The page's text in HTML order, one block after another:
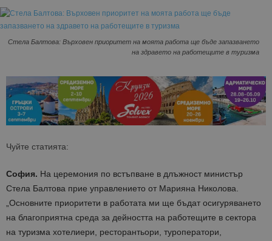
Стела Балтова: Върховен приоритет на моята работа ще бъде запазването
на здравето на работещите в туризма
Чуйте статията:
София. На церемония по встъпване в длъжност министър
Стела Балтова прие управлението от Марияна Николова.
„Основните приоритети в работата ми ще бъдат осигуряването
на благоприятна среда за дейността на работещите в сектора
на туризма хотелиери, ресторантьори, туроператори,